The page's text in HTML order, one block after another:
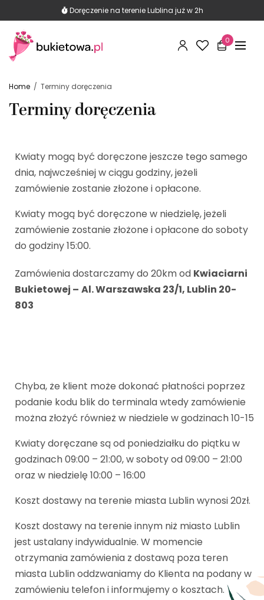
Znajdź nas na mapie i przeczytaj opinie
Doręczenie na terenie Lublina już w 2h
290 opinii Google
0
Home Terminy doręczenia
Terminy doręczenia
Kwiaty mogą być doręczone jeszcze tego samego
dnia, najwcześniej w ciągu godziny, jeżeli
zamówienie zostanie złożone i opłacone.
Kwiaty mogą być doręczone w niedzielę, jeżeli
zamówienie zostanie złożone i opłacone do soboty
do godziny 15:00.
Zamówienia dostarczamy do 20km od Kwiaciarni
Bukietowej – Al. Warszawska 23/1, Lublin 20-
803
Chyba, że klient może dokonać płatności poprzez
podanie kodu blik do terminala wtedy zamówienie
można złożyć również w niedziele w godzinach 10-15
Kwiaty doręczane są od poniedziałku do piątku w
godzinach 09:00 – 21:00, w soboty od 09:00 – 21:00
oraz w niedzielę 10:00 – 16:00
Koszt dostawy na terenie miasta Lublin wynosi 20zł.
Koszt dostawy na terenie innym niż miasto Lublin
jest ustalany indywidualnie. W momencie
otrzymania zamówienia z dostawą poza teren
miasta Lublin oddzwaniamy do Klienta na podany w
zamówieniu telefon i informujemy o kosztach.